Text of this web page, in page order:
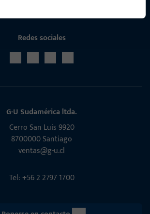
Redes sociales
G-U Sudamérica ltda.
Cerro San Luis 9920
8700000 Santiago
ventas@g-u.cl
Tel: +56 2 2797 1700